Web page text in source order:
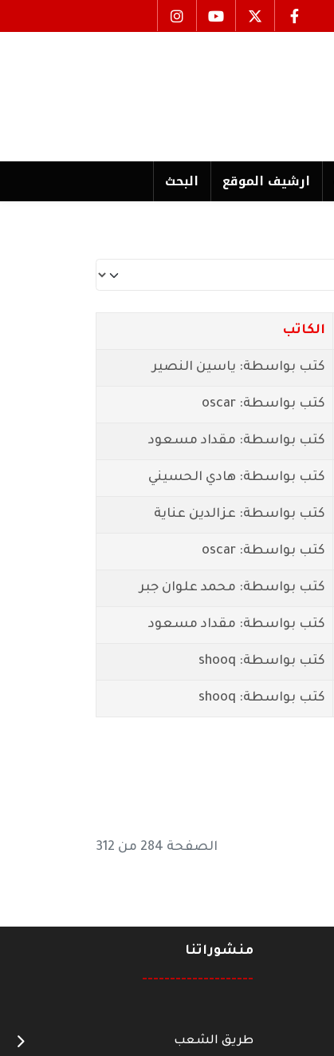
ارشیف الموقع البحث
الكاتب
كتب بواسطة: ياسين النصير
كتب بواسطة: oscar
كتب بواسطة: مقداد مسعود
كتب بواسطة: هادي الحسيني
كتب بواسطة: عزالدين عناية
كتب بواسطة: oscar
كتب بواسطة: محمد علوان جبر
كتب بواسطة: مقداد مسعود
كتب بواسطة: shooq
كتب بواسطة: shooq
الصفحة 284 من 312
منشوراتنا
--------------------
طريق الشعب